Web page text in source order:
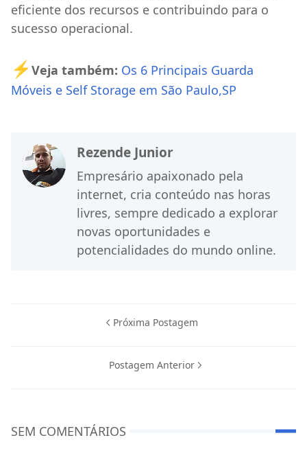
eficiente dos recursos e contribuindo para o
sucesso operacional.
⚡ Veja também: Os 6 Principais Guarda
Móveis e Self Storage em São Paulo,SP
Rezende Junior
Empresário apaixonado pela
internet, cria conteúdo nas horas
livres, sempre dedicado a explorar
novas oportunidades e
potencialidades do mundo online.
Próxima Postagem
Postagem Anterior
SEM COMENTÁRIOS